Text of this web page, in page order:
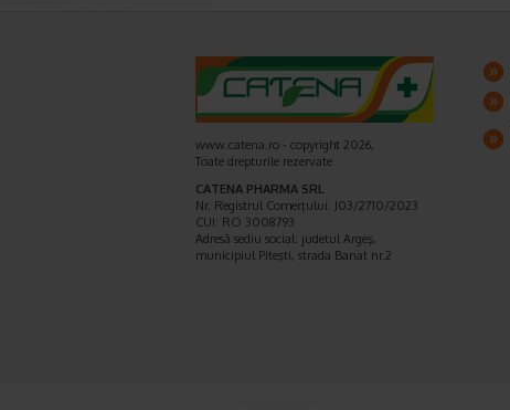
www.catena.ro - copyright 2026,
Toate drepturile rezervate
CATENA PHARMA SRL
Nr. Registrul Comerţului: J03/2710/2023
CUI: RO 3008793
Adresă sediu social: judetul Argeş,
municipiul Piteşti, strada Banat nr.2